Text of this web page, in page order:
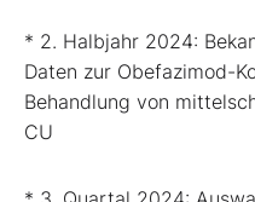
* 2. Halbjahr 2024:
Daten zur Obefazimod-
Behandlung von
CU